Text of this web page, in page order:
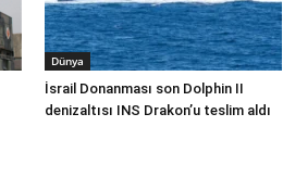
Dünya
İsrail Donanması son Dolphin II
denizaltısı INS Drakon’u teslim aldı